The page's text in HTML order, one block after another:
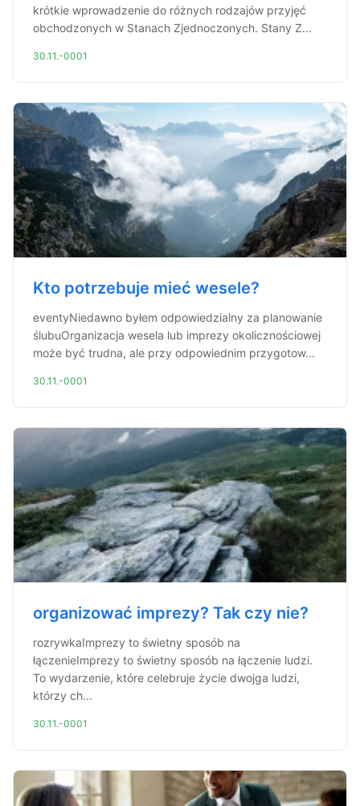
krótkie wprowadzenie do różnych rodzajów przyjęć
obchodzonych w Stanach Zjednoczonych. Stany Z...
30.11.-0001
Kto potrzebuje mieć wesele?
eventyNiedawno byłem odpowiedzialny za planowanie
ślubuOrganizacja wesela lub imprezy okolicznościowej
może być trudna, ale przy odpowiednim przygotow...
30.11.-0001
organizować imprezy? Tak czy nie?
rozrywkaImprezy to świetny sposób na
łączenieImprezy to świetny sposób na łączenie ludzi.
To wydarzenie, które celebruje życie dwojga ludzi,
którzy ch...
30.11.-0001